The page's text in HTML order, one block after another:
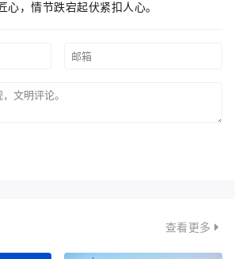
，情节跌宕起伏紧扣人心。
查看更多